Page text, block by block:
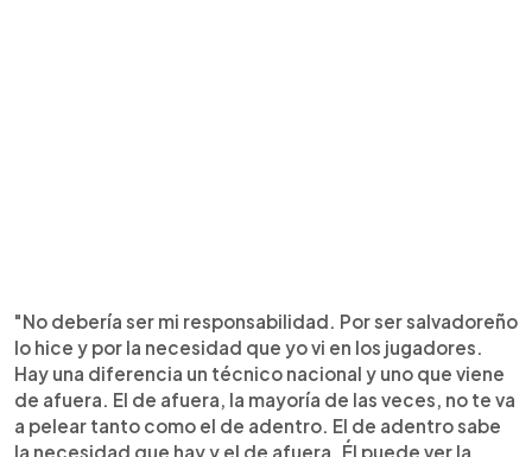
"No debería ser mi responsabilidad. Por ser salvadoreño
lo hice y por la necesidad que yo vi en los jugadores.
Hay una diferencia un técnico nacional y uno que viene
de afuera. El de afuera, la mayoría de las veces, no te va
a pelear tanto como el de adentro. El de adentro sabe
la necesidad que hay y el de afuera. Él puede ver la